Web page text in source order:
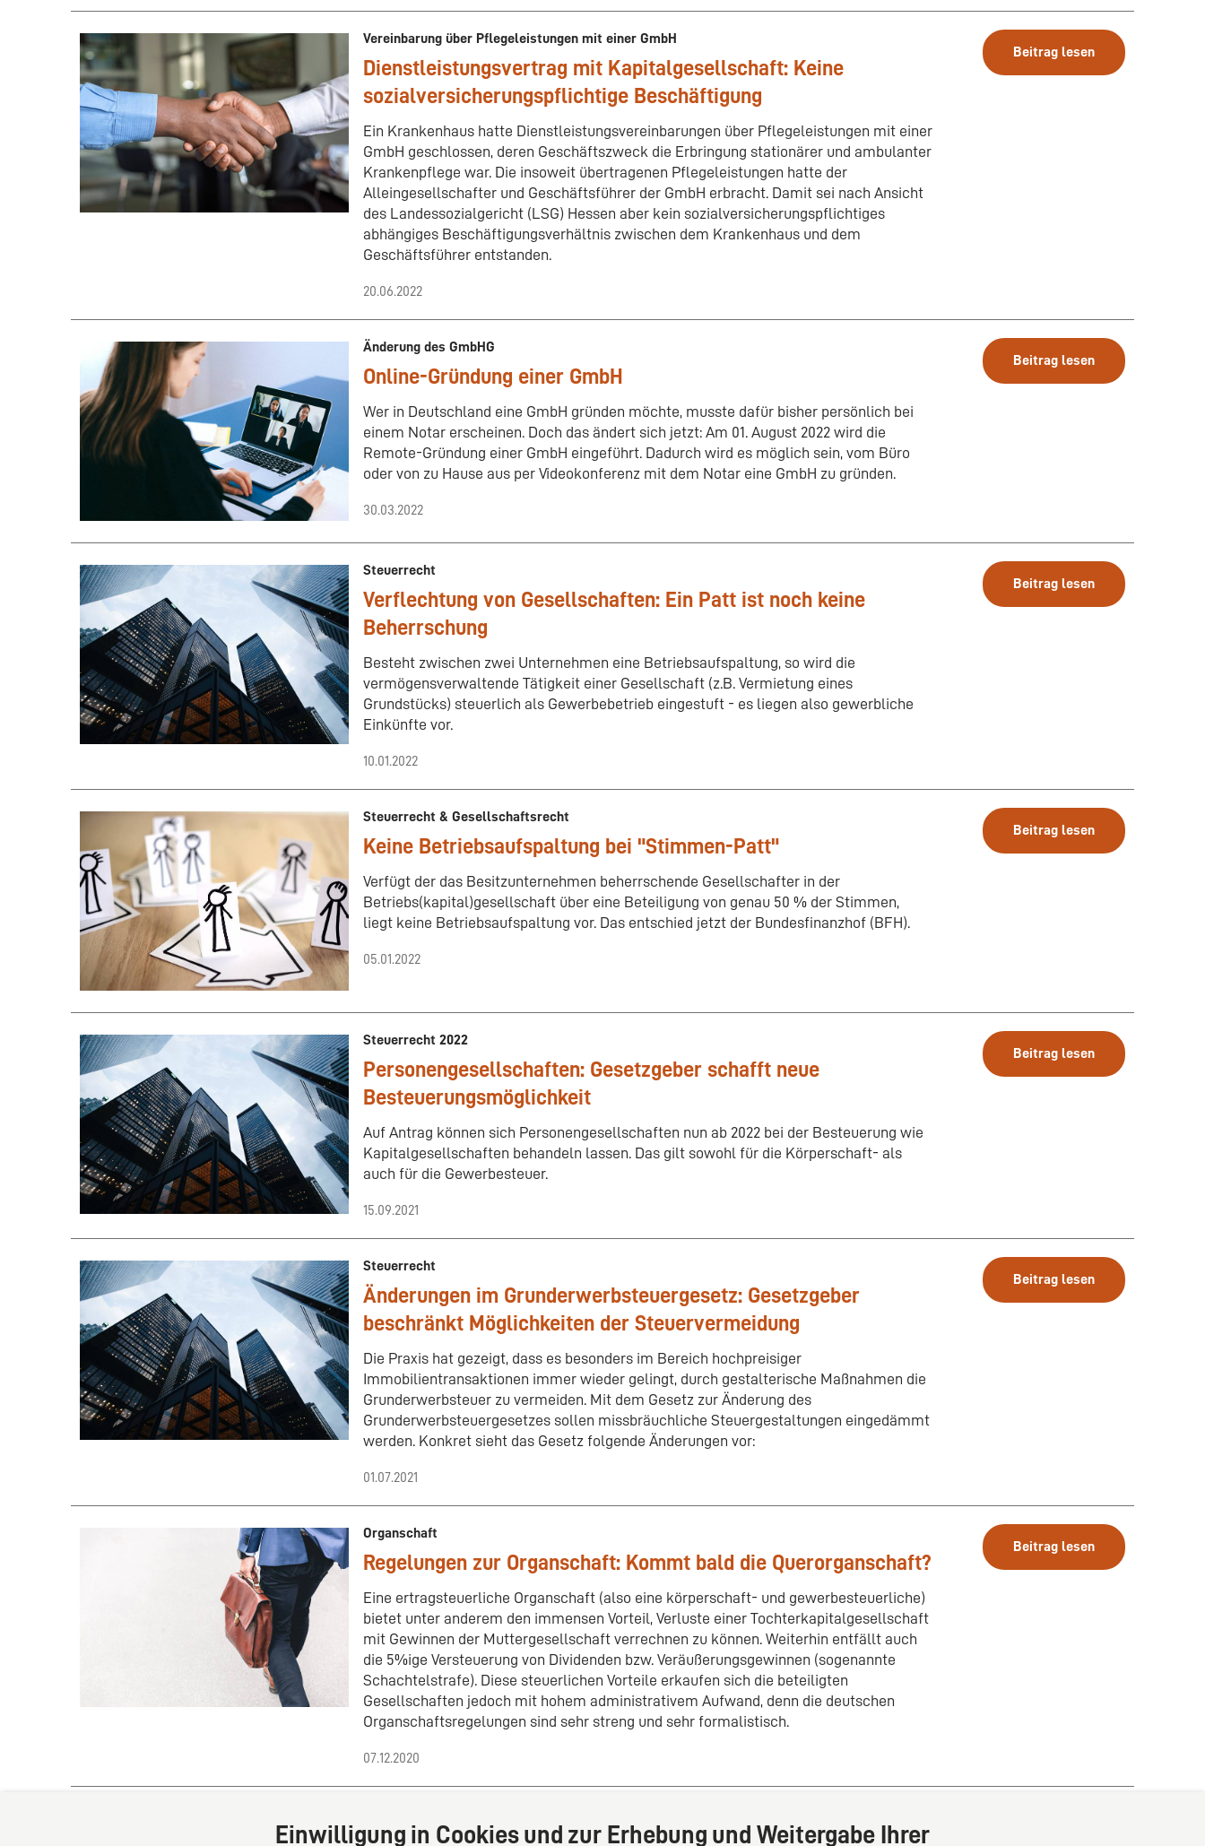
Vereinbarung über Pflegeleistungen mit einer GmbH
Dienstleistungsvertrag mit Kapitalgesellschaft: Keine
sozialversicherungspflichtige Beschäftigung
Ein Krankenhaus hatte Dienstleistungsvereinbarungen über Pflegeleistungen mit einer
GmbH geschlossen, deren Geschäftszweck die Erbringung stationärer und ambulanter
Krankenpflege war. Die insoweit übertragenen Pflegeleistungen hatte der
Alleingesellschafter und Geschäftsführer der GmbH erbracht. Damit sei nach Ansicht
des Landessozialgericht (LSG) Hessen aber kein sozialversicherungspflichtiges
abhängiges Beschäftigungsverhältnis zwischen dem Krankenhaus und dem
Geschäftsführer entstanden.
20.06.2022
Beitrag lesen
Änderung des GmbHG
Online-Gründung einer GmbH
Wer in Deutschland eine GmbH gründen möchte, musste dafür bisher persönlich bei
einem Notar erscheinen. Doch das ändert sich jetzt: Am 01. August 2022 wird die
Remote-Gründung einer GmbH eingeführt. Dadurch wird es möglich sein, vom Büro
oder von zu Hause aus per Videokonferenz mit dem Notar eine GmbH zu gründen.
30.03.2022
Beitrag lesen
Steuerrecht
Verflechtung von Gesellschaften: Ein Patt ist noch keine
Beherrschung
Besteht zwischen zwei Unternehmen eine Betriebsaufspaltung, so wird die
vermögensverwaltende Tätigkeit einer Gesellschaft (z.B. Vermietung eines
Grundstücks) steuerlich als Gewerbebetrieb eingestuft - es liegen also gewerbliche
Einkünfte vor.
10.01.2022
Beitrag lesen
Steuerrecht & Gesellschaftsrecht
Keine Betriebsaufspaltung bei "Stimmen-Patt"
Verfügt der das Besitzunternehmen beherrschende Gesellschafter in der
Betriebs(kapital)gesellschaft über eine Beteiligung von genau 50 % der Stimmen,
liegt keine Betriebsaufspaltung vor. Das entschied jetzt der Bundesfinanzhof (BFH).
05.01.2022
Beitrag lesen
Steuerrecht 2022
Personengesellschaften: Gesetzgeber schafft neue
Besteuerungsmöglichkeit
Auf Antrag können sich Personengesellschaften nun ab 2022 bei der Besteuerung wie
Kapitalgesellschaften behandeln lassen. Das gilt sowohl für die Körperschaft- als
auch für die Gewerbesteuer.
15.09.2021
Beitrag lesen
Steuerrecht
Änderungen im Grunderwerbsteuergesetz: Gesetzgeber
beschränkt Möglichkeiten der Steuervermeidung
Die Praxis hat gezeigt, dass es besonders im Bereich hochpreisiger
Immobilientransaktionen immer wieder gelingt, durch gestalterische Maßnahmen die
Grunderwerbsteuer zu vermeiden. Mit dem Gesetz zur Änderung des
Grunderwerbsteuergesetzes sollen missbräuchliche Steuergestaltungen eingedämmt
werden. Konkret sieht das Gesetz folgende Änderungen vor:
01.07.2021
Beitrag lesen
Organschaft
Regelungen zur Organschaft: Kommt bald die Querorganschaft?
Eine ertragsteuerliche Organschaft (also eine körperschaft- und gewerbesteuerliche)
bietet unter anderem den immensen Vorteil, Verluste einer Tochterkapitalgesellschaft
mit Gewinnen der Muttergesellschaft verrechnen zu können. Weiterhin entfällt auch
die 5%ige Versteuerung von Dividenden bzw. Veräußerungsgewinnen (sogenannte
Schachtelstrafe). Diese steuerlichen Vorteile erkaufen sich die beteiligten
Gesellschaften jedoch mit hohem administrativem Aufwand, denn die deutschen
Organschaftsregelungen sind sehr streng und sehr formalistisch.
07.12.2020
Beitrag lesen
Zurück 1 2 3 4 5 Weiter
Einwilligung in Cookies und zur Erhebung und Weitergabe Ihrer